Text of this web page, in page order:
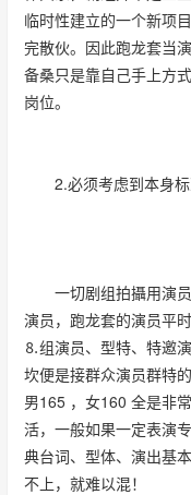
临时性建立的一个新项
完散伙。因此跑龙套当
备桑只是靠自己手上方
岗位。
2.必须考虑到本身标
一切剧组拍攝用演员
演员，跑龙套的演员平
⒏组演员、型特、特邀
坎便是接群众演员群特
男165 ，女160 全是非
活，一般如果一定表演
典台词、型体、演出基
不上，就难以混！